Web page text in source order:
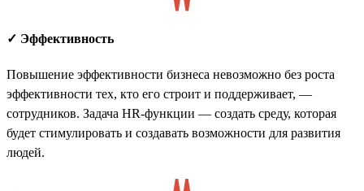
✓ Эффективность
Повышение эффективности бизнеса невозможно без роста
эффективности тех, кто его строит и поддерживает, —
сотрудников. Задача HR-функции — создать среду, которая
будет стимулировать и создавать возможности для развития
людей.